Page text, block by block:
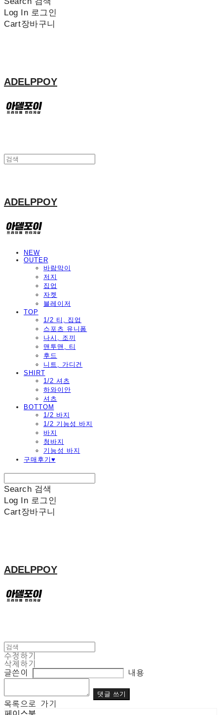
Log In 로그인
Cart장바구니
ADELPPOY
ADELPPOY
NEW
OUTER
바람막이
저지
집업
자켓
블레이저
TOP
1/2 티, 집업
스포츠 유니폼
나시, 조끼
맨투맨, 티
후드
니트, 가디건
SHIRT
1/2 셔츠
하와이안
셔츠
BOTTOM
1/2 바지
1/2 기능성 바지
바지
청바지
기능성 바지
구매후기♥
Search 검색
Log In 로그인
Cart장바구니
ADELPPOY
수정하기
삭제하기
글쓴이
내용
댓글 쓰기
목록으로 가기
페이스북